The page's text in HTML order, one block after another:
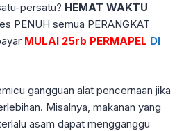
persatu? HEMAT WAKTU
PENUH semua PERANGKAT
MULAI 25rb PERMAPEL DI
gangguan alat pencernaan jika
Misalnya, makanan yang
asam dapat mengganggu